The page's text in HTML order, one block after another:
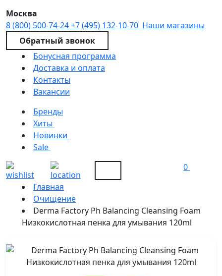
Москва
8 (800) 500-74-24+7 (495) 132-10-70 Наши магазины
Обратный звонок
Бонусная программа
Доставка и оплата
Контакты
Вакансии
Бренды
Хиты
Новинки
Sale
0
Главная
Очищение
Derma Factory Ph Balancing Cleansing Foam
Низкокислотная пенка для умывания 120ml